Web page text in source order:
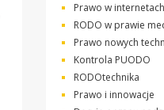
Prawo w internetach
RODO w prawie
Prawo nowych
Kontrola PUODO
RODOtechnika
Prawo i innowacje